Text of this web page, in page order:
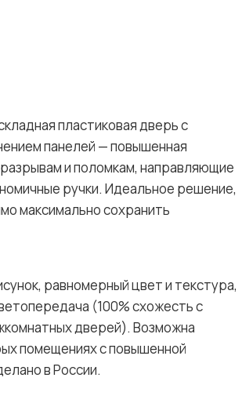
пластиковая дверь с
панелей — повышенная
и поломкам, направляющие
ручки. Идеальное решение,
максимально сохранить
равномерный цвет и текстура,
(100% схожесть с
дверей). Возможна
помещениях с повышенной
в России.